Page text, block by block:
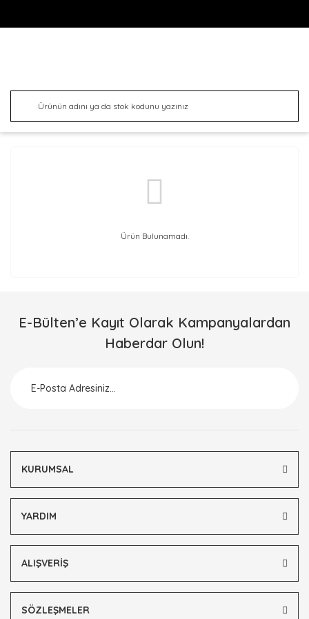
Ürün Bulunamadı.
E-Bülten’e Kayıt Olarak Kampanyalardan
Haberdar Olun!
KURUMSAL
YARDIM
ALIŞVERİŞ
SÖZLEŞMELER